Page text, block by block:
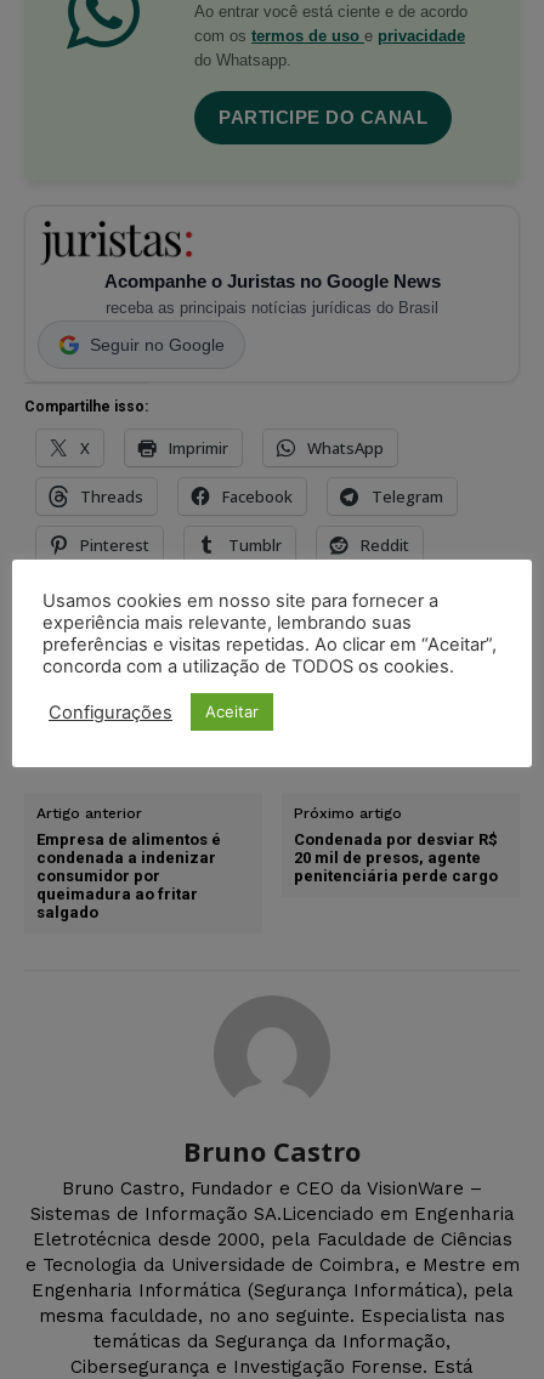
Ao entrar você está ciente e de acordo
com os termos de uso e privacidade
do Whatsapp.
PARTICIPE DO CANAL
Acompanhe o Juristas no Google News
receba as principais notícias jurídicas do Brasil
Seguir no Google
Compartilhe isso:
X Imprimir WhatsApp
Threads Facebook Telegram
Pinterest Tumblr Reddit
Nextdoor E-mail Mastodon
LinkedIn
TAGS ciberameaças cibersegurança
Artigo anterior
Empresa de alimentos é
condenada a indenizar
consumidor por
queimadura ao fritar
salgado
Próximo artigo
Condenada por desviar R$
20 mil de presos, agente
penitenciária perde cargo
Bruno Castro
Bruno Castro, Fundador e CEO da VisionWare –
Sistemas de Informação SA.Licenciado em Engenharia
Eletrotécnica desde 2000, pela Faculdade de Ciências
e Tecnologia da Universidade de Coimbra, e Mestre em
Engenharia Informática (Segurança Informática), pela
mesma faculdade, no ano seguinte. Especialista nas
temáticas da Segurança da Informação,
Cibersegurança e Investigação Forense. Está
Usamos cookies em nosso site para fornecer a
experiência mais relevante, lembrando suas
preferências e visitas repetidas. Ao clicar em “Aceitar”,
concorda com a utilização de TODOS os cookies.
Configurações Aceitar